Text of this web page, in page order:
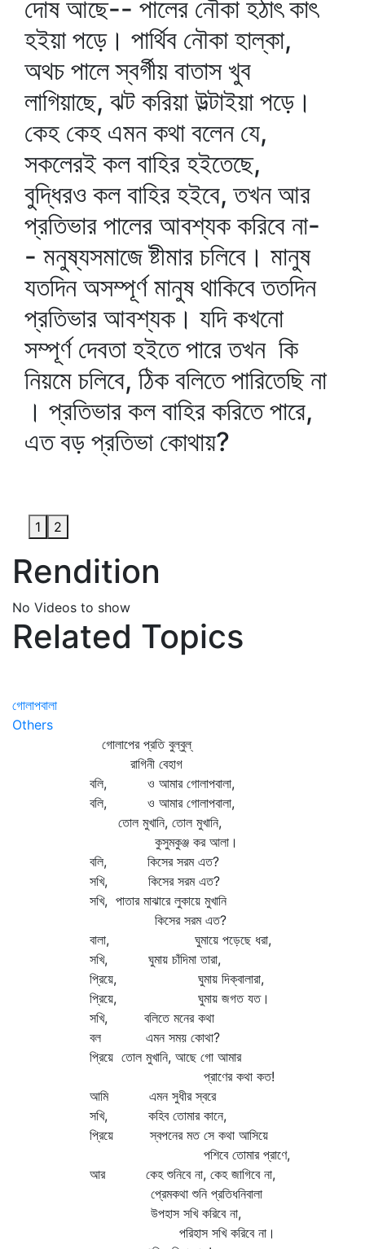
দোষ আছে-- পালের নৌকা হঠাৎ কাৎ
হইয়া পড়ে। পার্থিব নৌকা হাল্কা,
অথচ পালে স্বর্গীয় বাতাস খুব
লাগিয়াছে, ঝট করিয়া উল্টাইয়া পড়ে।
কেহ কেহ এমন কথা বলেন যে,
সকলেরই কল বাহির হইতেছে,
বুদ্ধিরও কল বাহির হইবে, তখন আর
প্রতিভার পালের আবশ্যক করিবে না-
- মনুষ্যসমাজে ষ্টীমার চলিবে। মানুষ
যতদিন অসম্পূর্ণ মানুষ থাকিবে ততদিন
প্রতিভার আবশ্যক। যদি কখনো
সম্পূর্ণ দেবতা হইতে পারে তখন কি
নিয়মে চলিবে, ঠিক বলিতে পারিতেছি না
। প্রতিভার কল বাহির করিতে পারে,
এত বড় প্রতিভা কোথায়?
1 2
Rendition
No Videos to show
Related Topics
গোলাপবালা
Others
গোলাপের প্রতি বুল্‌বুল্‌
রাগিনী বেহাগ
বলি, ও আমার গোলাপবালা,
বলি, ও আমার গোলাপবালা,
তোল মুখানি, তোল মুখানি,
কুসুমকুঞ্জ কর আলা।
বলি, কিসের সরম এত?
সখি, কিসের সরম এত?
সখি, পাতার মাঝারে লুকায়ে মুখানি
কিসের সরম এত?
বালা, ঘুমায়ে পড়েছে ধরা,
সখি, ঘুমায় চাঁদিমা তারা,
প্রিয়ে, ঘুমায় দিক্‌বালারা,
প্রিয়ে, ঘুমায় জগত যত।
সখি, বলিতে মনের কথা
বল এমন সময় কোথা?
প্রিয়ে তোল মুখানি, আছে গো আমার
প্রাণের কথা কত!
আমি এমন সুধীর স্বরে
সখি, কহিব তোমার কানে,
প্রিয়ে স্বপনের মত সে কথা আসিয়ে
পশিবে তোমার প্রাণে,
আর কেহ শুনিবে না, কেহ জাগিবে না,
প্রেমকথা শুনি প্রতিধনিবালা
উপহাস সখি করিবে না,
পরিহাস সখি করিবে না।